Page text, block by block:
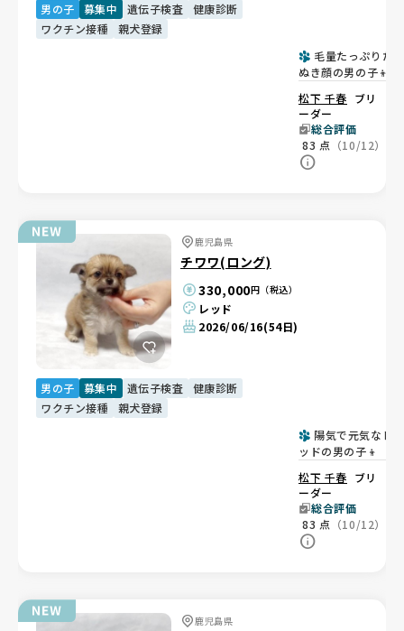
男の子 募集中 遺伝子検査
健康診断
ワクチン接種
親犬登録
毛量たっぷりた
ぬき顔の男の子👦
松下 千春 ブリ
ーダー
総合評価
83 点 （10/12）
鹿児島県
チワワ(ロング)
330,000円（税込）
レッド
2026/06/16(54日)
男の子 募集中 遺伝子検査
健康診断
ワクチン接種
親犬登録
陽気で元気なレ
ッドの男の子👦
松下 千春 ブリ
ーダー
総合評価
83 点 （10/12）
鹿児島県